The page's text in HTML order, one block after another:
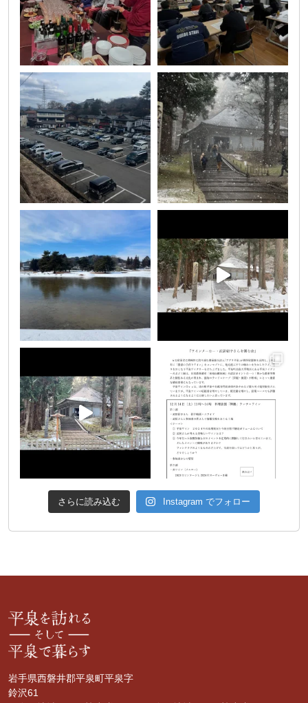
さらに読み込む Instagram でフォロー
岩手県西磐井郡平泉町平泉字
鈴沢61